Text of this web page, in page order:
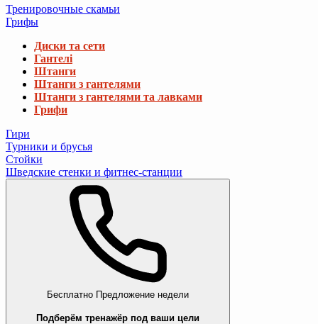
Тренировочные скамьи
Грифы
Диски та сети
Гантелі
Штанги
Штанги з гантелями
Штанги з гантелями та лавками
Грифи
Гири
Турники и брусья
Стойки
Шведские стенки и фитнес-станции
Бесплатно Предложение недели
Подберём тренажёр под ваши цели